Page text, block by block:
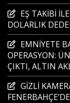
EŞ TAKİBİ
DOLARLIK
EMNİYETE
OPERASYON:
ÇIKTI, ALTIN
GİZLİ